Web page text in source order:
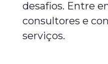
desafios. Entre
consultores e
serviços.